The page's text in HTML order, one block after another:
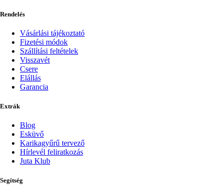
Rendelés
Vásárlási tájékoztató
Fizetési módok
Szállítási feltételek
Visszavét
Csere
Elállás
Garancia
Extrák
Blog
Esküvő
Karikagyűrű tervező
Hírlevél feliratkozás
Juta Klub
Segítség